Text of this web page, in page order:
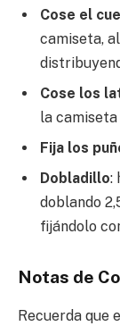
Cose el
camiseta,
Cose los
la
Fija los
Dobladillo:
doblando
fijándolo
Notas de
Recuerda que